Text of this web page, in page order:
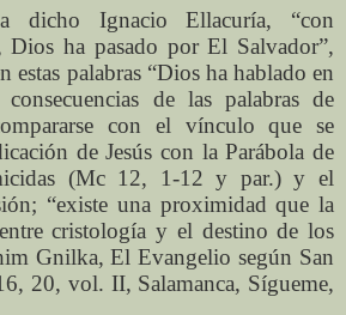
dicho Ignacio Ellacuría, “con
Dios ha pasado por El Salvador”,
estas palabras “Dios ha hablado en
de las palabras de
con el vínculo que se
de Jesús con la Parábola de
(Mc 12, 1-12 y par.) y el
“existe una proximidad que la
cristología y el destino de los
Gnilka, El Evangelio según San
20, vol. II, Salamanca, Sígueme,